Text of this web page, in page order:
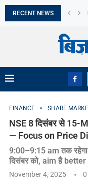
RECENT NEWS
FINANCE SHARE
NSE 8 दिसंबर से 15-
— Focus on Price
9:00–9:15 am तक
दिसंबर को, aim है
November 4, 2025